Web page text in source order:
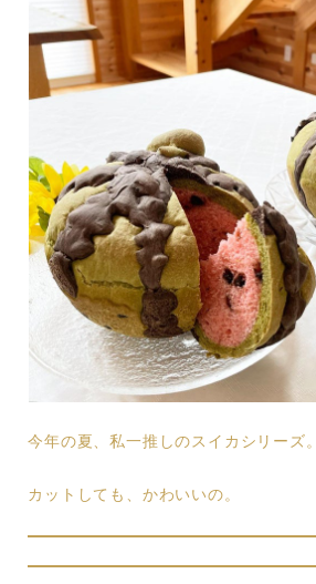
今年の夏、私一推しのスイカシリーズ。
カットしても、かわいいの。